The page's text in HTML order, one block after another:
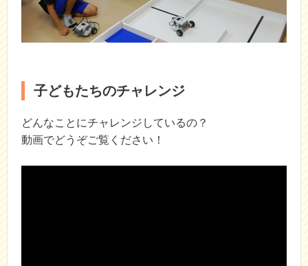
子どもたちのチャレンジ
どんなことにチャレンジしているの？
動画でどうぞご覧ください！